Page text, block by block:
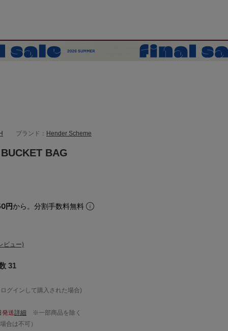
ブランド： Hender Scheme
BAG
円から。分割手数料無料
ビュー)
31
グインして購入された場合)
発送詳細 ※一部商品を除く
合は不可）